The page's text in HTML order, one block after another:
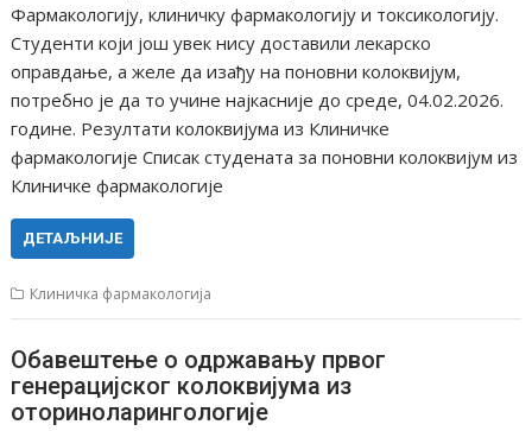
Фармакологију, клиничку фармакологију и токсикологију.
Студенти који још увек нису доставили лекарско
оправдање, а желе да изађу на поновни колоквијум,
потребно је да то учине најкасније до среде, 04.02.2026.
године. Резултати колоквијума из Клиничке
фармакологије Списак студената за поновни колоквијум из
Клиничке фармакологије
ДЕТАЉНИЈЕ
Клиничка фармакологија
Обавештење о одржавању првог
генерацијског колоквијума из
оториноларингологије